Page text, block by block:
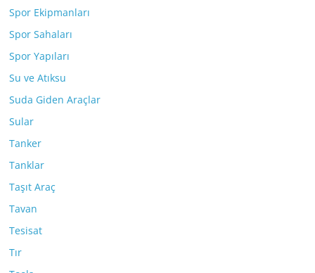
Spor Ekipmanları
Spor Sahaları
Spor Yapıları
Su ve Atıksu
Suda Giden Araçlar
Sular
Tanker
Tanklar
Taşıt Araç
Tavan
Tesisat
Tır